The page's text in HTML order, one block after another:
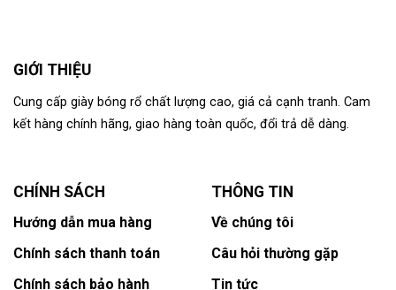
GIỚI THIỆU
Cung cấp giày bóng rổ chất lượng cao, giá cả cạnh tranh. Cam
kết hàng chính hãng, giao hàng toàn quốc, đổi trả dễ dàng.
CHÍNH SÁCH
Hướng dẫn mua hàng
Chính sách thanh toán
Chính sách bảo hành
THÔNG TIN
Về chúng tôi
Câu hỏi thường gặp
Tin tức